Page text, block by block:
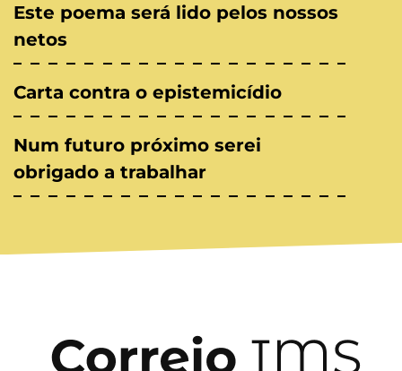
Este poema será lido pelos nossos
netos
Carta contra o epistemicídio
Num futuro próximo serei
obrigado a trabalhar